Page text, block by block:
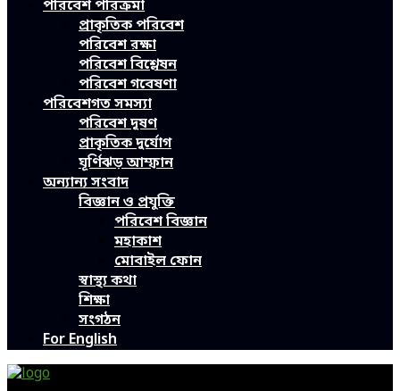
পরিবেশ পরিক্রমা
প্রাকৃতিক পরিবেশ
পরিবেশ রক্ষা
পরিবেশ বিশ্লেষন
পরিবেশ গবেষণা
পরিবেশগত সমস্যা
পরিবেশ দূষণ
প্রাকৃতিক দুর্যোগ
ঘূর্ণিঝড় আম্ফান
অন্যান্য সংবাদ
বিজ্ঞান ও প্রযুক্তি
পরিবেশ বিজ্ঞান
মহাকাশ
মোবাইল ফোন
স্বাস্থ্য কথা
শিক্ষা
সংগঠন
For English